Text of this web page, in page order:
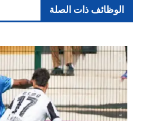
الوظائف ذات الصلة